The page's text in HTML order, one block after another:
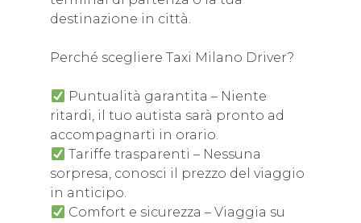
destinazione in città.
Perché scegliere Taxi Milano Driver?
Puntualità garantita – Niente
ritardi, il tuo autista sarà pronto ad
accompagnarti in orario.
Tariffe trasparenti – Nessuna
sorpresa, conosci il prezzo del viaggio
in anticipo.
Comfort e sicurezza – Viaggia su